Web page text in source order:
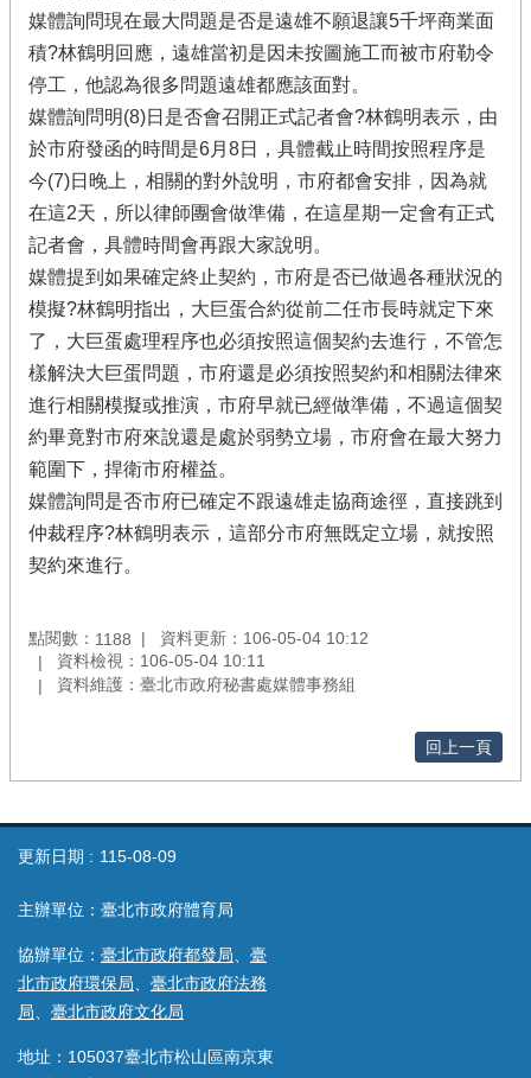
媒體詢問現在最大問題是否是遠雄不願退讓5千坪商業面
積?林鶴明回應，遠雄當初是因未按圖施工而被市府勒令
停工，他認為很多問題遠雄都應該面對。
媒體詢問明(8)日是否會召開正式記者會?林鶴明表示，由
於市府發函的時間是6月8日，具體截止時間按照程序是
今(7)日晚上，相關的對外說明，市府都會安排，因為就
在這2天，所以律師團會做準備，在這星期一定會有正式
記者會，具體時間會再跟大家說明。
媒體提到如果確定終止契約，市府是否已做過各種狀況的
模擬?林鶴明指出，大巨蛋合約從前二任市長時就定下來
了，大巨蛋處理程序也必須按照這個契約去進行，不管怎
樣解決大巨蛋問題，市府還是必須按照契約和相關法律來
進行相關模擬或推演，市府早就已經做準備，不過這個契
約畢竟對市府來說還是處於弱勢立場，市府會在最大努力
範圍下，捍衛市府權益。
媒體詢問是否市府已確定不跟遠雄走協商途徑，直接跳到
仲裁程序?林鶴明表示，這部分市府無既定立場，就按照
契約來進行。
點閱數： 1188
資料更新：106-05-04 10:12
資料檢視：106-05-04 10:11
資料維護：臺北市政府秘書處媒體事務組
回上一頁
更新日期 115-08-09
主辦單位：臺北市政府體育局
協辦單位： 臺北市政府都發局
臺
北市政府環保局
臺北市政府法務
局
臺北市政府文化局
地址：105037臺北市松山區南京東